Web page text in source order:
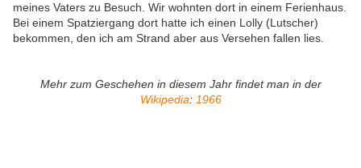
meines Vaters zu Besuch. Wir wohnten dort in einem Ferienhaus.
Bei einem Spatziergang dort hatte ich einen Lolly (Lutscher)
bekommen, den ich am Strand aber aus Versehen fallen lies.
Mehr zum Geschehen in diesem Jahr findet man in der
Wikipedia: 1966